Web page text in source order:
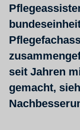
seit Jahren
gemacht,